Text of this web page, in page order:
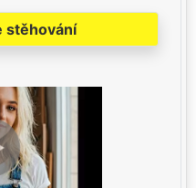
stěhování